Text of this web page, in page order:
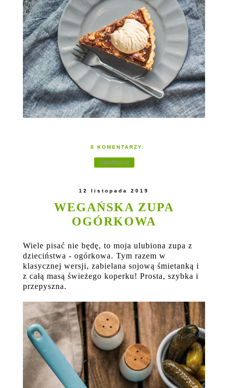
8 KOMENTARZY:
Udostępnij
12 listopada 2019
WEGAŃSKA ZUPA
OGÓRKOWA
Wiele pisać nie będę, to moja ulubiona zupa z
dzieciństwa - ogórkowa. Tym razem w
klasycznej wersji, zabielana sojową śmietanką i
z całą masą świeżego koperku! Prosta, szybka i
przepyszna.